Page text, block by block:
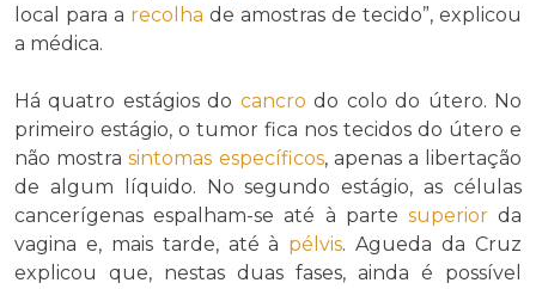
local para a recolha de amostras de tecido”, explicou
a médica.
Há quatro estágios do cancro do colo do útero. No
primeiro estágio, o tumor fica nos tecidos do útero e
não mostrasintomas específicos, apenas a libertação
de algum líquido. No segundo estágio, as células
cancerígenas espalham-se até à parte superiorda
vagina e, mais tarde, até à pélvis. Agueda da Cruz
explicou que, nestas duas fases, ainda é possível